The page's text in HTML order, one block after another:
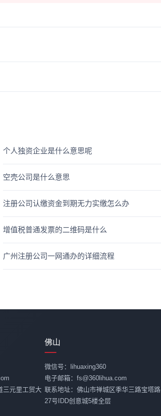
个人独资企业是什么意思呢
空壳公司是什么意思
注册公司认缴资金到期无力实缴怎么办
增值税普通发票的二维码是什么
广州注册公司一网通办的详细流程
三元里工贸大
佛山
微信号：lihuaxing360
电子邮箱：fs@360lihua.com
联系地址：佛山市禅城区季华三路宝塔路
27号IDD创意城5楼全层